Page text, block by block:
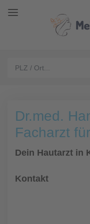
Dr.med.
Facharzt
Dein Hautarzt in
Kontakt